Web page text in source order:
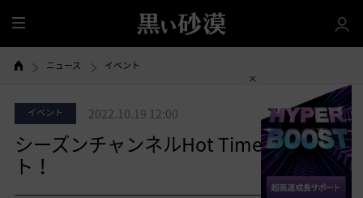
全
体
ニュース イベント
イベント 2022.10.19 12:00
シーズンチャンネルHot Timeスター
ト！